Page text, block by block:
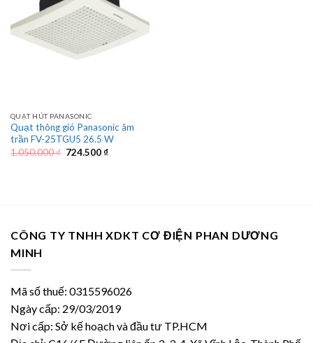
QUẠT HÚT PANASONIC
Quạt thông gió Panasonic âm
trần FV-25TGU5 26.5 W
1.050.000₫ Giá
724.500₫Giá
CÔNG TY TNHH XDKT CƠ ĐIỆN PHAN DƯƠNG
MINH
Mã số thuế: 0315596026
Ngày cấp: 29/03/2019
Nơi cấp: Sở kế hoạch và đầu tư TP.HCM